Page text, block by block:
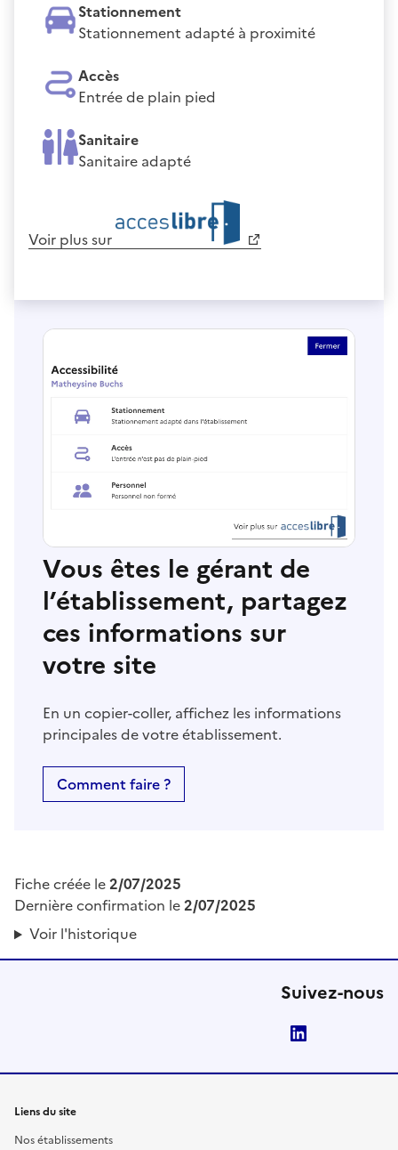
Stationnement
Stationnement adapté à proximité
Accès
Entrée de plain pied
Sanitaire
Sanitaire adapté
Voir plus sur
Vous êtes le gérant de
l’établissement, partagez
ces informations sur
votre site
En un copier-coller, affichez les informations
principales de votre établissement.
Comment faire ?
Fiche créée le2/07/2025
Dernière confirmation le2/07/2025
Voir l'historique
Suivez-nous
Liens du site
Nos établissements